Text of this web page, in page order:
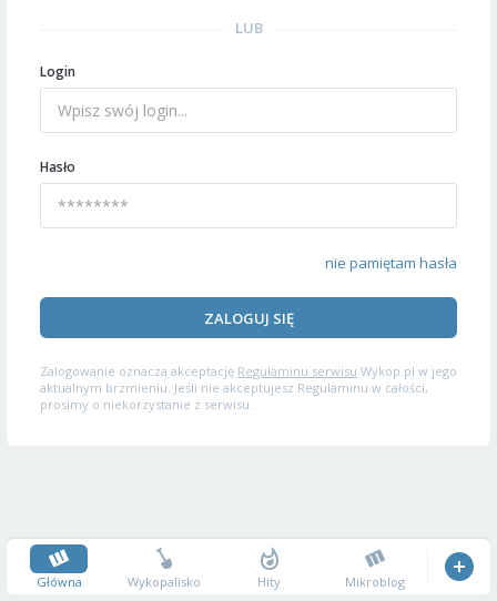
LUB
Login
Hasło
nie pamiętam hasła
ZALOGUJ SIĘ
Zalogowanie oznacza akceptację Regulaminu serwisu Wykop.pl w jego
aktualnym brzmieniu. Jeśli nie akceptujesz Regulaminu w całości,
prosimy o niekorzystanie z serwisu.
Główna Wykopalisko Hity Mikroblog